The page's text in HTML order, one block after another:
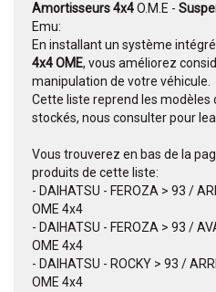
Amortisseurs 4x4O.M.E -
Emu:
En installant un système
4x4 OME, vous améliorez
manipulation de votre véhicule.
Cette liste reprend les
stockés, nous consulter pour
Vous trouverez en bas de la
produits de cette liste:
- DAIHATSU - FEROZA > 93 /
OME 4x4
- DAIHATSU - FEROZA > 93 /
OME 4x4
- DAIHATSU - ROCKY > 93 /
OME 4x4